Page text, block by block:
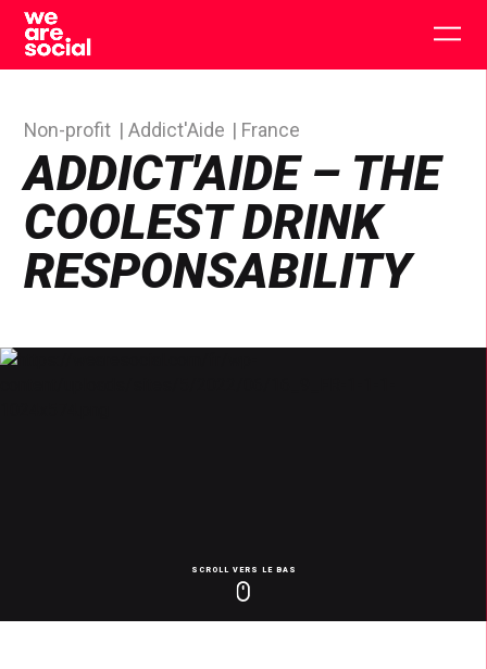
Skip
content
ADDICT'AIDE – THE
COOLEST DRINK
RESPONSABILITY
Non-profit Addict'Aide France
SCROLL VERS LE BAS